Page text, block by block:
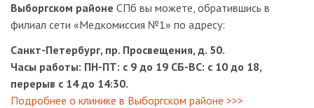
Выборгском районе СПб вы можете, обратившись в
филиал сети «Медкомиссия №1» по адресу:
Санкт-Петербург, пр. Просвещения, д. 50.
Часы работы: ПН-ПТ: с 9 до 19 СБ-ВС: с 10 до 18,
перерыв с 14 до 14:30.
Подробнее о клинике в Выборгском районе >>>